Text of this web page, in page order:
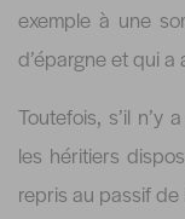
exemple à une
d’épargne et qui
Toutefois, s’il n’y
les héritiers
repris au passif